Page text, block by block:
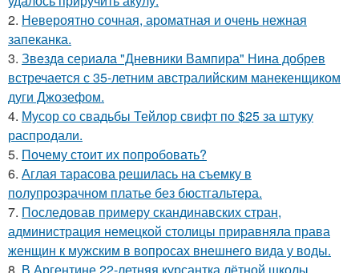
2. Невероятно сочная, ароматная и очень нежная
запеканка.
3. Звeздa сериала "Дневники Вампира" Нина добрев
встречается с 35-летним австралийским манекенщиком
дуги Джозефом.
4. Мусор со свадьбы Тейлор свифт по $25 за штуку
распродали.
5. Почему стоит их попробовать?
6. Аглая тарасова решилась на съемку в
полупрозрачном платье без бюстгальтера.
7. Последовав примеру скандинавских стран,
администрация немецкой столицы приравняла права
женщин к мужским в вопросах внешнего вида у воды.